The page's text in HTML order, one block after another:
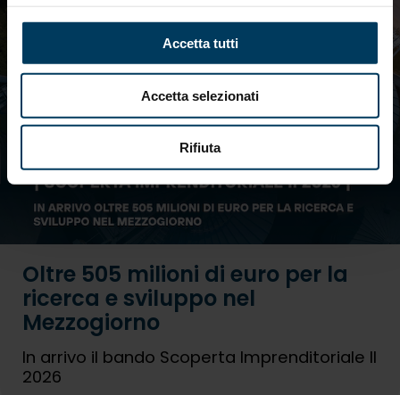
Accetta tutti
Accetta selezionati
Rifiuta
Oltre 505 milioni di euro per la
ricerca e sviluppo nel
Mezzogiorno
In arrivo il bando Scoperta Imprenditoriale II
2026